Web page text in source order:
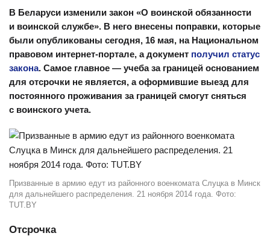
В Беларуси изменили закон «О воинской обязанности
и воинской службе». В него внесены поправки, которые
были опубликованы сегодня, 16 мая, на Национальном
правовом интернет-портале, а документ получил статус
закона. Самое главное — учеба за границей основанием
для отсрочки не является, а оформившие выезд для
постоянного проживания за границей смогут сняться
с воинского учета.
Призванные в армию едут из районного военкомата Слуцка в Минск
для дальнейшего распределения. 21 ноября 2014 года. Фото:
TUT.BY
Отсрочка